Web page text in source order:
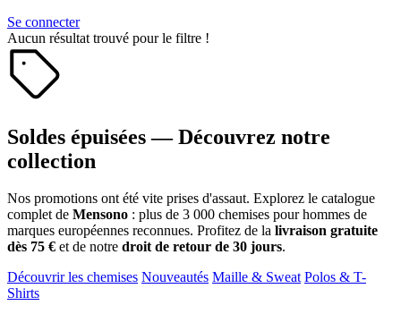
Se connecter
Aucun résultat trouvé pour le filtre !
Soldes épuisées — Découvrez notre
collection
Nos promotions ont été vite prises d'assaut. Explorez le catalogue
complet de Mensono : plus de 3 000 chemises pour hommes de
marques européennes reconnues. Profitez de la livraison gratuite
dès 75 € et de notre droit de retour de 30 jours.
Découvrir les chemises Nouveautés Maille & Sweat Polos & T-
Shirts